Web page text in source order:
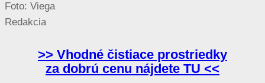
Foto: Viega
Redakcia
>> Vhodné čistiace prostriedky
za dobrú cenu nájdete TU <<